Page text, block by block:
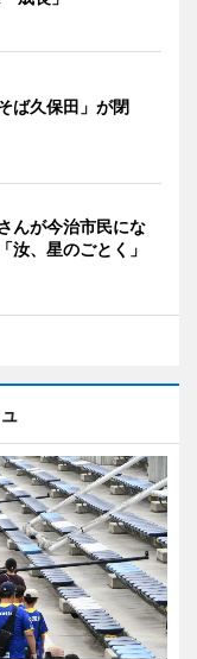
ば久保田」が閉
んが今治市民にな
、星のごとく」